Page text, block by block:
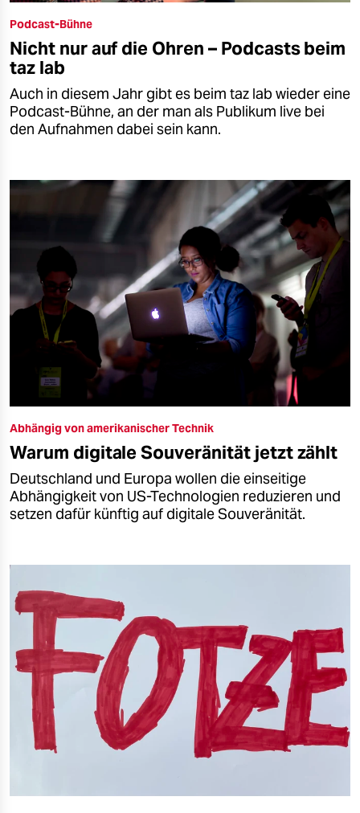
Podcast-Bühne
Nicht nur auf die Ohren – Podcasts beim
taz lab
Auch in diesem Jahr gibt es beim taz lab wieder eine
Podcast-Bühne, an der man als Publikum live bei
den Aufnahmen dabei sein kann.
Abhängig von amerikanischer Technik
Warum digitale Souveränität jetzt zählt
Deutschland und Europa wollen die einseitige
Abhängigkeit von US-Technologien reduzieren und
setzen dafür künftig auf digitale Souveränität.